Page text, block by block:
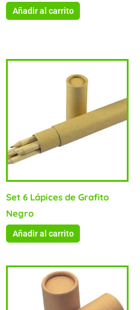
Añadir al carrito
Set 6 Lápices de Grafito
Negro
Añadir al carrito